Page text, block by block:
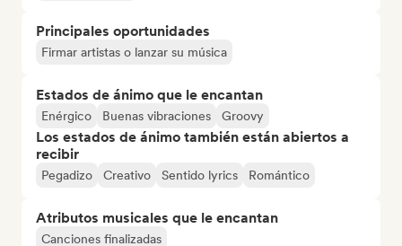
Principales oportunidades
Firmar artistas o lanzar su música
Estados de ánimo que le encantan
Enérgico Buenas vibraciones Groovy
Los estados de ánimo también están abiertos a
recibir
Pegadizo Creativo Sentido lyrics Romántico
Atributos musicales que le encantan
Canciones finalizadas